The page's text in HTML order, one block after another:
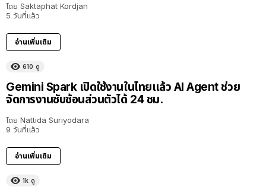
โดย Saktaphat Kordjan
5 วันที่แล้ว
อ่านเพิ่มเติม
610 ดู
Gemini Spark เปิดใช้งานในไทยแล้ว AI Agent ช่วย
จัดการงานซับซ้อนส่วนตัวได้ 24 ชม.
โดย Nattida Suriyodara
9 วันที่แล้ว
อ่านเพิ่มเติม
1k ดู